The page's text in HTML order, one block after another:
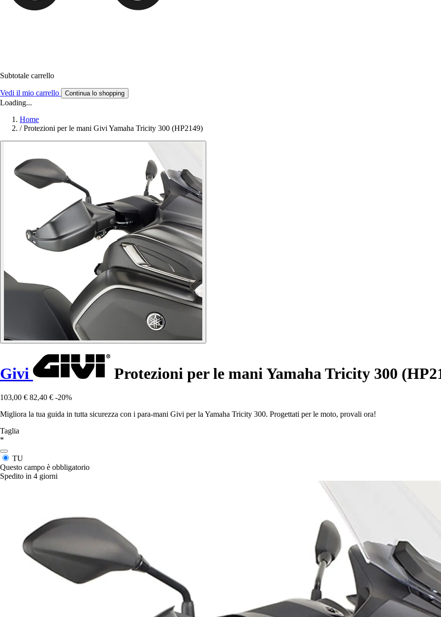
Subtotale carrello
Vedi il mio carrello Continua lo shopping
Loading...
Home
/ Protezioni per le mani Givi Yamaha Tricity 300 (HP2149)
Givi Protezioni per le mani Yamaha Tricity 300
103,00 € 82,40 € -20%
Migliora la tua guida in tutta sicurezza con i para-mani Givi per la Yamaha Tricity 300. Progettati per le moto, provali ora!
Taglia
*
TU
Questo campo è obbligatorio
Spedito in 4 giorni